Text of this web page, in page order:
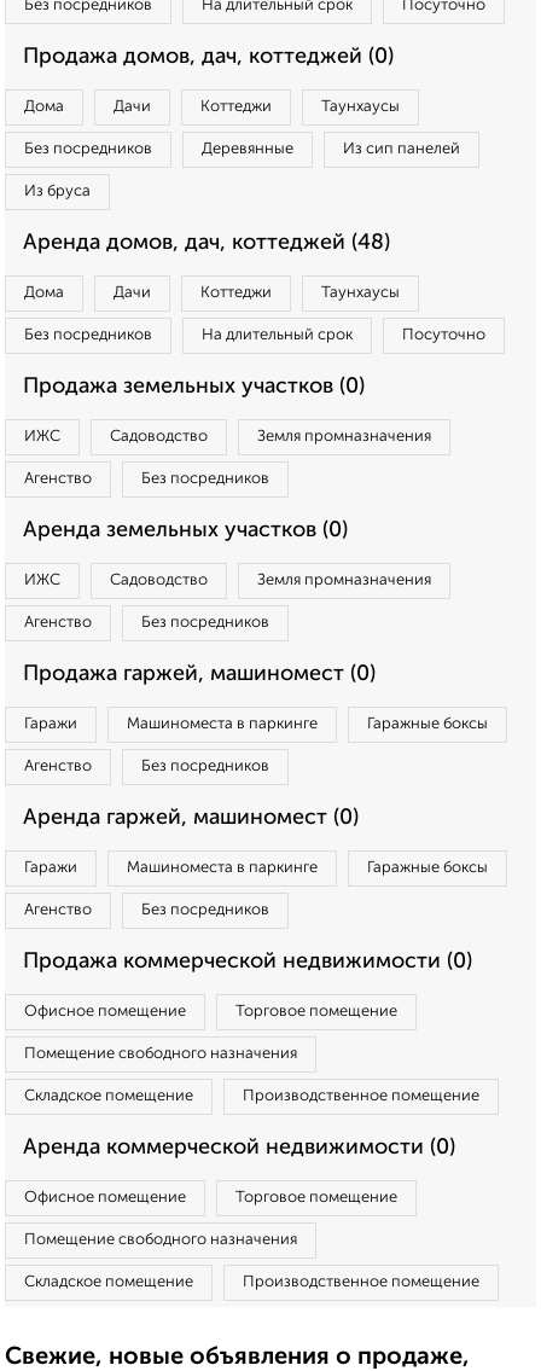
Без посредников На длительный срок Посуточно
Продажа домов, дач, коттеджей (0)
Дома Дачи Коттеджи Таунхаусы
Без посредников Деревянные Из сип панелей
Из бруса
Аренда домов, дач, коттеджей (48)
Дома Дачи Коттеджи Таунхаусы
Без посредников На длительный срок Посуточно
Продажа земельных участков (0)
ИЖС Садоводство Земля промназначения
Агенство Без посредников
Аренда земельных участков (0)
ИЖС Садоводство Земля промназначения
Агенство Без посредников
Продажа гаржей, машиномест (0)
Гаражи Машиноместа в паркинге Гаражные боксы
Агенство Без посредников
Аренда гаржей, машиномест (0)
Гаражи Машиноместа в паркинге Гаражные боксы
Агенство Без посредников
Продажа коммерческой недвижимости (0)
Офисное помещение Торговое помещение
Помещение свободного назначения
Складское помещение Производственное помещение
Аренда коммерческой недвижимости (0)
Офисное помещение Торговое помещение
Помещение свободного назначения
Складское помещение Производственное помещение
Свежие, новые объявления о продаже,